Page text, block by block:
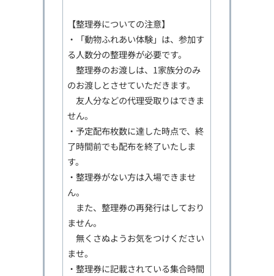
【整理券についての注意】
・「動物ふれあい体験」は、参加す
る人数分の整理券が必要です。
整理券のお渡しは、1家族分のみ
のお渡しとさせていただきます。
友人分などの代理受取りはできま
せん。
・予定配布枚数に達した時点で、終
了時間前でも配布を終了いたしま
す。
・整理券がない方は入場できませ
ん。
また、整理券の再発行はしており
ません。
無くさぬようお気をつけください
ませ。
・整理券に記載されている集合時間